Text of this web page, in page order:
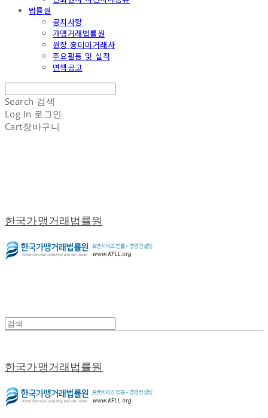
법률원
공지사항
가맹거래법률원
원장 홍미미거래사
주요활동 및 실적
면책공고
Search 검색
Log In 로그인
Cart장바구니
한국가맹거래법률원
한국가맹거래법률원